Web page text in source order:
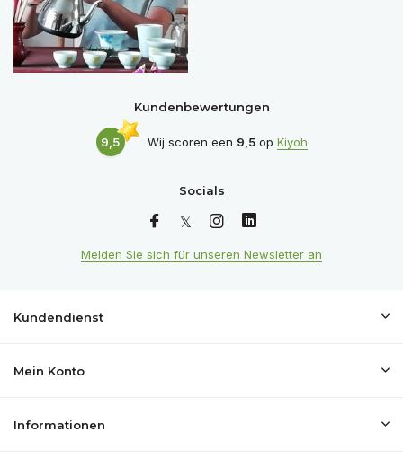
Kundenbewertungen
9,5 Wij scoren een 9,5op Kiyoh
Socials
Melden Sie sich für unseren Newsletter an
Kundendienst
Mein Konto
Informationen